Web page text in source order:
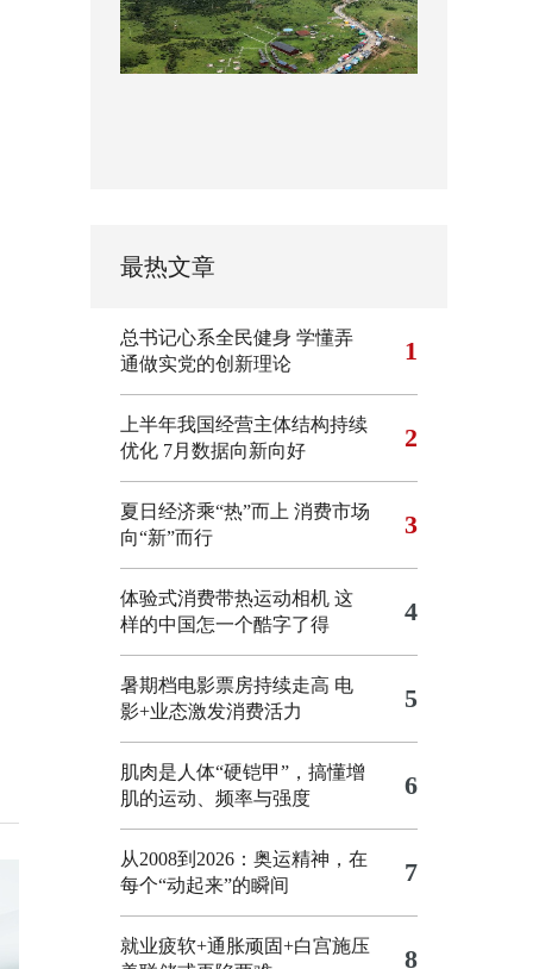
最热文章
总书记心系全民健身 学懂弄
通做实党的创新理论
1
上半年我国经营主体结构持续
优化 7月数据向新向好 2
夏日经济乘“热”而上 消费市场
向“新”而行
3
体验式消费带热运动相机 这
样的中国怎一个酷字了得
4
暑期档电影票房持续走高 电
影+业态激发消费活力
5
肌肉是人体“硬铠甲”，搞懂增
肌的运动、频率与强度
6
从2008到2026：奥运精神，在
每个“动起来”的瞬间
7
就业疲软+通胀顽固+白宫施压
8